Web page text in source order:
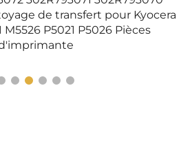
de transfert pour Kyocera
M5526 P5021 P5026 Pièces